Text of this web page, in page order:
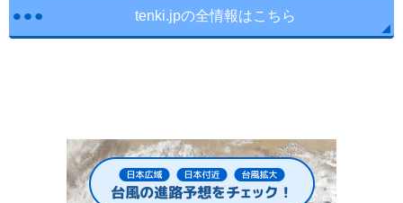
tenki.jpの全情報はこちら